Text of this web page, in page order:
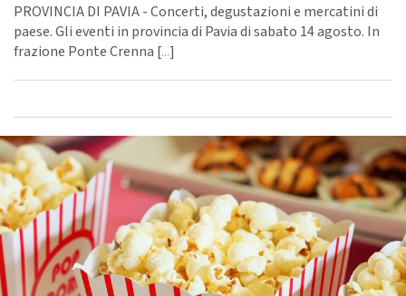
PROVINCIA DI PAVIA - Concerti, degustazioni e mercatini di
paese. Gli eventi in provincia di Pavia di sabato 14 agosto. In
frazione Ponte Crenna [...]